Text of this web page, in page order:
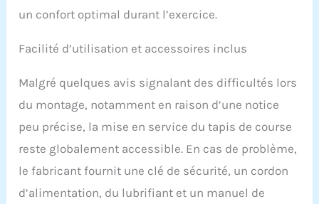
pour nos clients une
c'est pourquoi votre
qu'après avoir pris
important d'indiquer des
coordonnées valables
Si vous indiquez des
coordonnées
incorrectes/non valables,
la prise de contact est
un confort optimal durant l’exercice.
Facilité d’utilisation et accessoires inclus
Malgré quelques avis signalant des difficultés lors
du montage, notamment en raison d’une notice
peu précise, la mise en service du tapis de course
reste globalement accessible. En cas de problème,
le fabricant fournit une clé de sécurité, un cordon
d’alimentation, du lubrifiant et un manuel de